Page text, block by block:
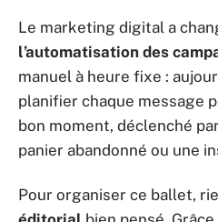
Le marketing digital a
l’automatisation des
manuel à heure fixe :
planifier chaque message
bon moment, déclenché
panier abandonné ou une
Pour organiser ce ballet,